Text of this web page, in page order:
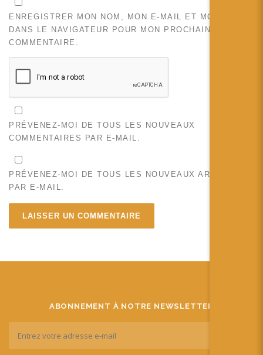
ENREGISTRER MON NOM, MON E-MAIL ET MON SITE
DANS LE NAVIGATEUR POUR MON PROCHAIN
COMMENTAIRE.
PRÉVENEZ-MOI DE TOUS LES NOUVEAUX
COMMENTAIRES PAR E-MAIL.
PRÉVENEZ-MOI DE TOUS LES NOUVEAUX ARTICLES
PAR E-MAIL.
ABONNEMENT À NOTRE NEWSLETTER